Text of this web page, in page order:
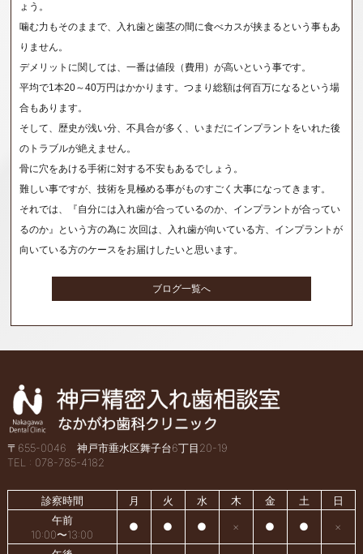
ょう。
噛む力もそのままで、入れ歯と歯茎の間に食べカスが挟まるという事もあ
りません。
デメリットに関しては、一番は値段（費用）が高いという事です。
平均で1本20～40万円はかかります。つまり総額は何百万になるという場
合もあります。
そして、歴史が浅い分、不具合が多く、いまだにインプラントをいれた後
のトラブルが絶えません。
骨に穴をあける手術に対する不安もあるでしょう。
難しい事ですが、技術を見極める事がものすごく大事になってきます。
それでは、『自分には入れ歯が合っているのか、インプラントが合ってい
るのか』という方の為に 次回は、入れ歯が向いている方、インプラントが
向いている方のケースをお届けしたいと思います。
ブログ一覧へ
〒655-0046 神戸市垂水区舞子台6丁目20-19
TEL : 078-785-4182
診察時間 月 火 水 木 金 土
日
午前
10:00〜13:00
● ● ● × ● ● ×